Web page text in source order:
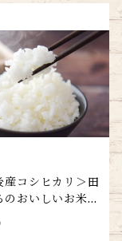
産コシヒカリ＞田
のおいしいお米(2